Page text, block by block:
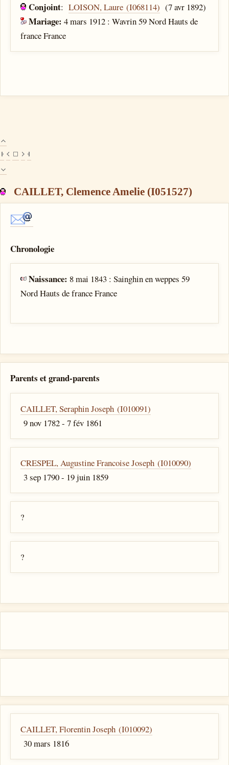
Conjoint:LOISON, Laure (I068114) (7 avr 1892)
Mariage:4 mars 1912 : Wavrin 59 Nord Hauts de
france France
CAILLET, Clemence Amelie (I051527)
Chronologie
Naissance: 8 mai 1843 : Sainghin en weppes 59
Nord Hauts de france France
Parents et grand-parents
CAILLET, Seraphin Joseph (I010091)
9 nov 1782 - 7 fév 1861
CRESPEL, Augustine Francoise Joseph (I010090)
3 sep 1790 - 19 juin 1859
?
?
CAILLET, Florentin Joseph (I010092)
30 mars 1816